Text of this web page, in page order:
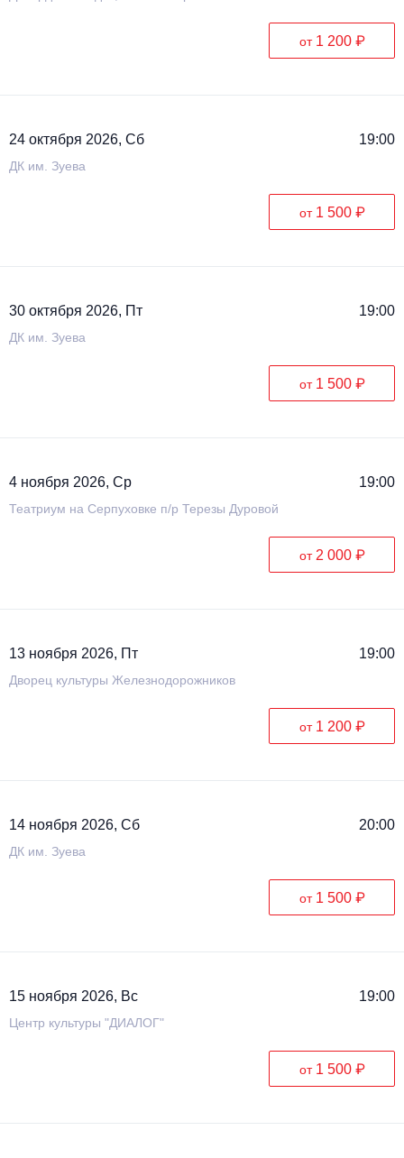
от 1 200 ₽
24 октября 2026, Сб 19:00
ДК им. Зуева
от 1 500 ₽
30 октября 2026, Пт 19:00
ДК им. Зуева
от 1 500 ₽
4 ноября 2026, Ср 19:00
Театриум на Серпуховке п/р Терезы Дуровой
от 2 000 ₽
13 ноября 2026, Пт 19:00
Дворец культуры Железнодорожников
от 1 200 ₽
14 ноября 2026, Сб 20:00
ДК им. Зуева
от 1 500 ₽
15 ноября 2026, Вс 19:00
Центр культуры "ДИАЛОГ"
от 1 500 ₽